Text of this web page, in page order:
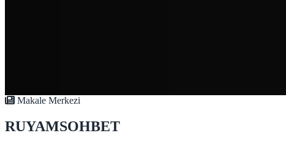
Makale Merkezi
RUYAMSOHBET